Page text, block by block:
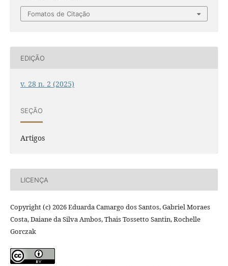
Fomatos de Citação
EDIÇÃO
v. 28 n. 2 (2025)
SEÇÃO
Artigos
LICENÇA
Copyright (c) 2026 Eduarda Camargo dos Santos, Gabriel Moraes
Costa, Daiane da Silva Ambos, Thais Tossetto Santin, Rochelle
Gorczak